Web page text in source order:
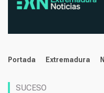
noticias
Portada Extremadura
SUCESO